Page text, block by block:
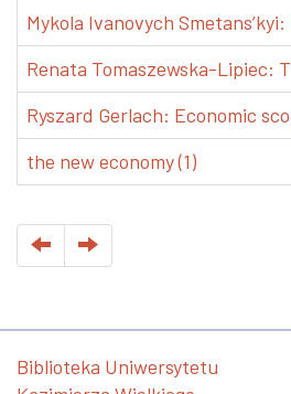
Mykola Ivanovych
Renata Tomaszewska-Lipiec:
Ryszard Gerlach: Economic
the new economy (1)
Biblioteka Uniwersytetu